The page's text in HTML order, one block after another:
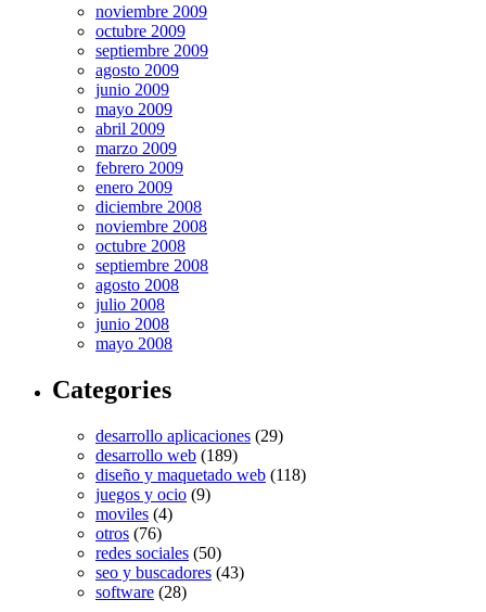
noviembre 2009
octubre 2009
septiembre 2009
agosto 2009
junio 2009
mayo 2009
abril 2009
marzo 2009
febrero 2009
enero 2009
diciembre 2008
noviembre 2008
octubre 2008
septiembre 2008
agosto 2008
julio 2008
junio 2008
mayo 2008
Categories
desarrollo aplicaciones (29)
desarrollo web (189)
diseño y maquetado web (118)
juegos y ocio (9)
moviles (4)
otros (76)
redes sociales (50)
seo y buscadores (43)
software (28)